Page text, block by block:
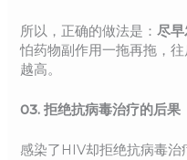
所以，正确的做法是：尽
怕药物副作用一拖再拖，
越高。
03. 拒绝抗病毒治疗的后果
感染了HIV却拒绝抗病毒治